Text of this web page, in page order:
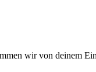
wir von deinem